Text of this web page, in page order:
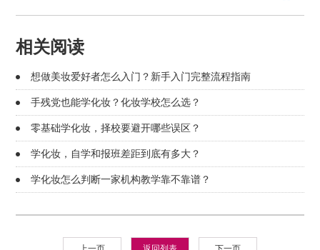
相关阅读
想做美妆爱好者怎么入门？新手入门完整流程指南
手残党也能学化妆？化妆学校怎么选？
零基础学化妆，择校要避开哪些误区？
学化妆，自学和报班差距到底有多大？
学化妆怎么判断一家机构教学靠不靠谱？